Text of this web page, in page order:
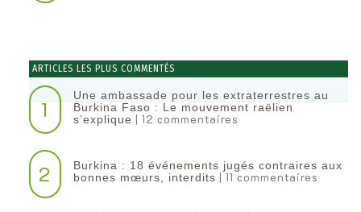
ARTICLES LES PLUS COMMENTÉS
1
Une ambassade pour les extraterrestres au
Burkina Faso : Le mouvement raëlien
s’explique | 12 commentaires
2
Burkina : 18 événements jugés contraires aux
bonnes mœurs, interdits | 11 commentaires